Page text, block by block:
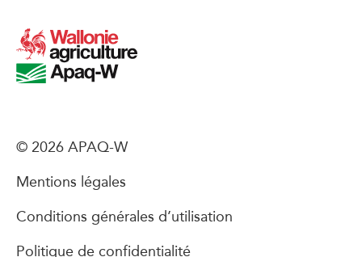
© 2026 APAQ-W
Mentions légales
Conditions générales d’utilisation
Politique de confidentialité